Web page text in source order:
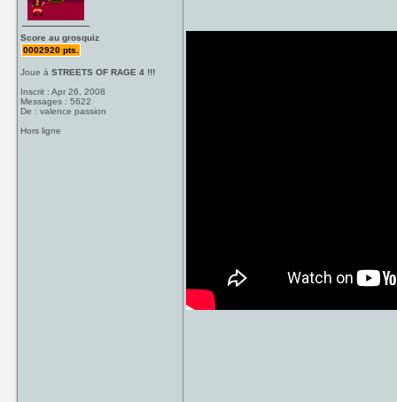
Score au grosquiz
0002920 pts.
Joue àSTREETS OF RAGE 4 !!!
Inscrit : Apr 26, 2008
Messages : 5622
De : valence passion
Hors ligne